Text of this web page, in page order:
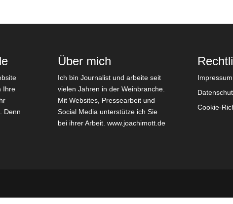
Ihre
Denn
Über mich
Ich bin Journalist und arbeite seit
vielen Jahren in der Weinbranche.
Mit Websites, Pressearbeit und
Social Media unterstütze ich Sie
bei ihrer Arbeit. www.joachimott.de
Impressum
Cookie-